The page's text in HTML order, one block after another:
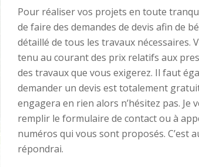
Pour réaliser vos projets en toute
de faire des demandes de devis afin de
détaillé de tous les travaux nécessaires.
tenu au courant des prix relatifs aux
des travaux que vous exigerez. Il faut
demander un devis est totalement
engagera en rien alors n’hésitez pas. Je
remplir le formulaire de contact ou à
numéros qui vous sont proposés. C’est
répondrai.